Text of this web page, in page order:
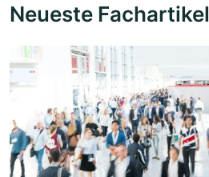
Neueste Fachartikel